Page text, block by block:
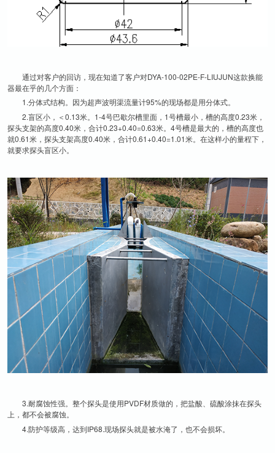
通过对客户的回访，现在知道了客户对DYA-100-02PE-F-LIUJUN这款换能
器最在乎的几个方面：
1.分体式结构。因为超声波明渠流量计95%的现场都是用分体式。
2.盲区小，＜0.13米。1-4号巴歇尔槽里面，1号槽最小，槽的高度0.23米，
探头支架的高度0.40米，合计0.23+0.40=0.63米。4号槽是最大的，槽的高度也
就0.61米，探头支架高度0.40米，合计0.61+0.40=1.01米。在这样小的量程下，
就要求探头盲区小。
3.耐腐蚀性强。整个探头是使用PVDF材质做的，把盐酸、硫酸涂抹在探头
上，都不会被腐蚀。
4.防护等级高，达到IP68.现场探头就是被水淹了，也不会损坏。